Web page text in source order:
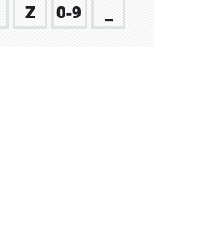
Z 0-9